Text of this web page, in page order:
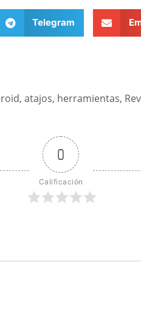
Telegram
, atajos, herramientas,
0
Calificación